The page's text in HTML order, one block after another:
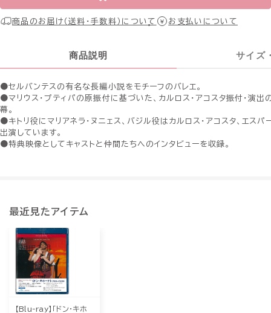
商品のお届け（送料・手数料）について お支払いについて
商品説明 サイズ
●セルバンテスの有名な長編小説をモチーフのバレエ。
●マリウス・プティパの原振付に基づいた、カルロス・アコスタ振付・演出の
幕。
●キトリ役にマリアネラ・ヌニェス、バジル役はカルロス・アコスタ、エス
出演しています。
●特典映像としてキャストと仲間たちへのインタビューを収録。
最近見たアイテム
【Blu-ray】「ドン・キホ